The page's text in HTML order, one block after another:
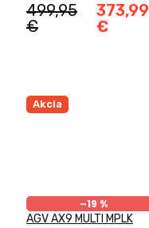
373,99
€
499,95
€
Akcia
–19 %
AGV AX9 MULTI MPLK